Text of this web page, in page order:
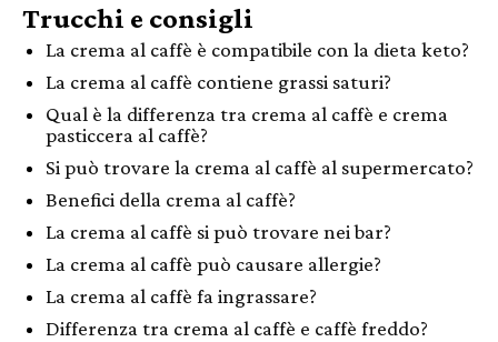
Trucchi e consigli
La crema al caffè è compatibile con la dieta keto?
La crema al caffè contiene grassi saturi?
Qual è la differenza tra crema al caffè e crema
pasticcera al caffè?
Si può trovare la crema al caffè al supermercato?
Benefici della crema al caffè?
La crema al caffè si può trovare nei bar?
La crema al caffè può causare allergie?
La crema al caffè fa ingrassare?
Differenza tra crema al caffè e caffè freddo?